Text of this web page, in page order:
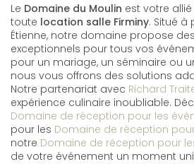
Le Domaine du Moulin est votre
toute location salle Firminy. Situé à
Étienne, notre domaine propose
exceptionnels pour tous vos
pour un mariage, un séminaire ou
nous vous offrons des solutions
Notre partenariat avec Richard
expérience culinaire inoubliable.
Domaine de réception pour les
pour les Domaine de réception
notre Domaine de réception pour
de votre événement un moment